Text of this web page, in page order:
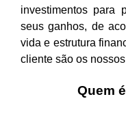
investimentos para
seus ganhos, de
vida e estrutura
cliente são os
Quem